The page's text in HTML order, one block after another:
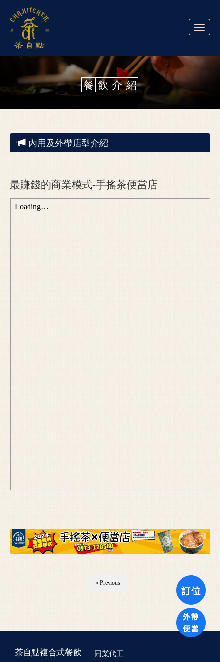
Toggle
餐 飲 介 紹
內用及外帶店型介紹
最賺錢的商業模式-手搖茶便當店
« Previous
茶自點複合式餐飲 同業代工